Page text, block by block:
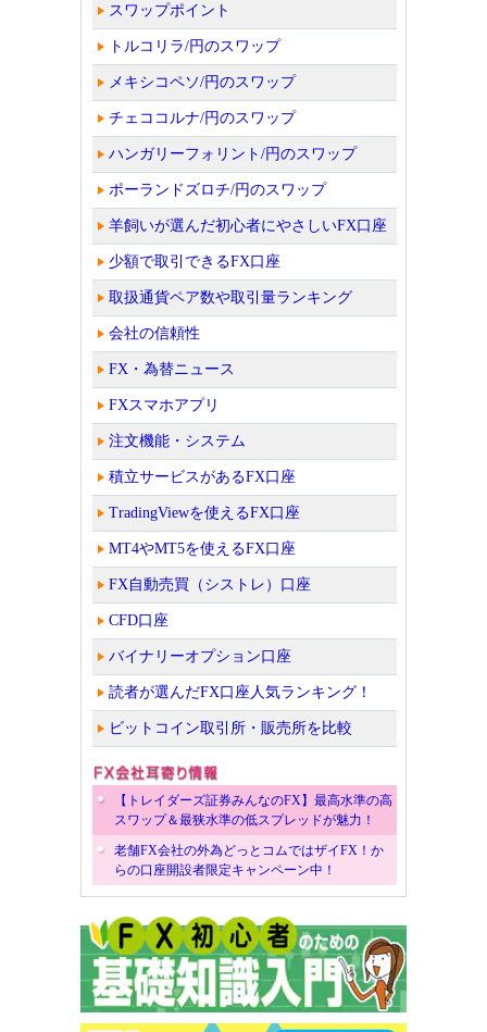
スワップポイント
トルコリラ/円のスワップ
メキシコペソ/円のスワップ
チェココルナ/円のスワップ
ハンガリーフォリント/円のスワップ
ポーランドズロチ/円のスワップ
羊飼いが選んだ初心者にやさしいFX口座
少額で取引できるFX口座
取扱通貨ペア数や取引量ランキング
会社の信頼性
FX・為替ニュース
FXスマホアプリ
注文機能・システム
積立サービスがあるFX口座
TradingViewを使えるFX口座
MT4やMT5を使えるFX口座
FX自動売買（シストレ）口座
CFD口座
バイナリーオプション口座
読者が選んだFX口座人気ランキング！
ビットコイン取引所・販売所を比較
【トレイダーズ証券みんなのFX】最高水準の高
スワップ＆最狭水準の低スプレッドが魅力！
老舗FX会社の外為どっとコムではザイFX！か
らの口座開設者限定キャンペーン中！